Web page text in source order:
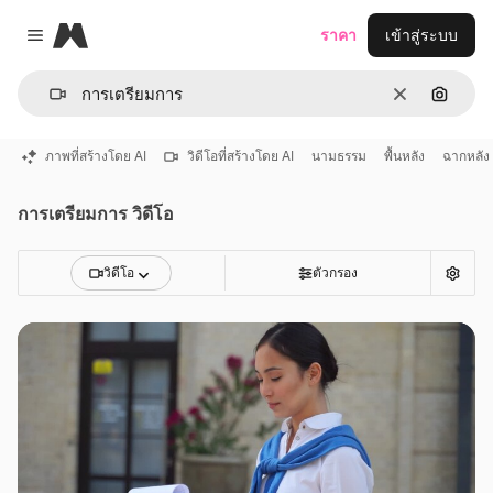
Close menu
Magnific
ชัดเจนค้นหา
ราคา เข้าสู่ระบบ
ภาพที่สร้างโดย AI วิดีโอที่สร้างโดย AI นามธรรม พื้นหลัง ฉากหลัง
การเตรียมการ วิดีโอ
วิดีโอ ตัวกรอง